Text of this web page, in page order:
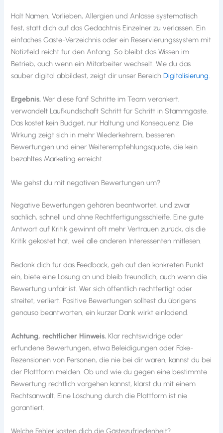
Halt Namen, Vorlieben, Allergien und Anlässe systematisch
fest, statt dich auf das Gedächtnis Einzelner zu verlassen. Ein
einfaches Gäste-Verzeichnis oder ein Reservierungssystem mit
Notizfeld reicht für den Anfang. So bleibt das Wissen im
Betrieb, auch wenn ein Mitarbeiter wechselt. Wie du das
sauber digital abbildest, zeigt dir unser BereichDigitalisierung.
Ergebnis. Wer diese fünf Schritte im Team verankert,
verwandelt Laufkundschaft Schritt für Schritt in Stammgäste.
Das kostet kein Budget, nur Haltung und Konsequenz. Die
Wirkung zeigt sich in mehr Wiederkehrern, besseren
Bewertungen und einer Weiterempfehlungsquote, die kein
bezahltes Marketing erreicht.
Wie gehst du mit negativen Bewertungen um?
Negative Bewertungen gehören beantwortet, und zwar
sachlich, schnell und ohne Rechtfertigungsschleife. Eine gute
Antwort auf Kritik gewinnt oft mehr Vertrauen zurück, als die
Kritik gekostet hat, weil alle anderen Interessenten mitlesen.
Bedank dich für das Feedback, geh auf den konkreten Punkt
ein, biete eine Lösung an und bleib freundlich, auch wenn die
Bewertung unfair ist. Wer sich öffentlich rechtfertigt oder
streitet, verliert. Positive Bewertungen solltest du übrigens
genauso beantworten, ein kurzer Dank wirkt einladend.
Achtung, rechtlicher Hinweis. Klar rechtswidrige oder
erfundene Bewertungen, etwa Beleidigungen oder Fake-
Rezensionen von Personen, die nie bei dir waren, kannst du bei
der Plattform melden. Ob und wie du gegen eine bestimmte
Bewertung rechtlich vorgehen kannst, klärst du mit einem
Rechtsanwalt. Eine Löschung durch die Plattform ist nie
garantiert.